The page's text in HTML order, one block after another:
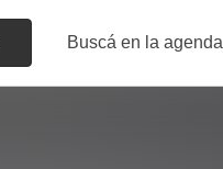
Buscá en la agenda